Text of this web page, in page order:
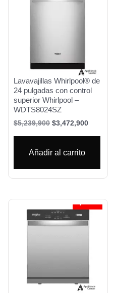
Lavavajillas Whirlpool® de
24 pulgadas con control
superior Whirlpool –
WDTS8024SZ
$5,239,900 $3,472,900
Añadir al carrito